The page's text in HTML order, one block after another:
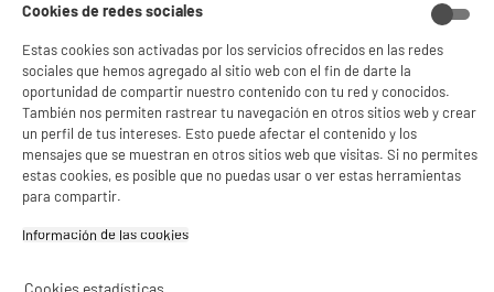
Tiempo de carga
3 horas
Cookies de redes sociales
Estas cookies son activadas por los servicios ofrecidos en las redes
sociales que hemos agregado al sitio web con el fin de darte la
oportunidad de compartir nuestro contenido con tu red y conocidos.
También nos permiten rastrear tu navegación en otros sitios web y crear
un perfil de tus intereses. Esto puede afectar el contenido y los
mensajes que se muestran en otros sitios web que visitas. Si no permites
estas cookies, es posible que no puedas usar o ver estas herramientas
para compartir.
Información de las cookies‎
Cookies estadísticas